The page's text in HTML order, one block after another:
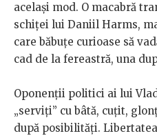
același mod. O macabră
schiței lui Daniil Harms,
care băbuțe curioase să
cad de la fereastră, una
Oponenții politici ai lui
„serviți” cu bâtă, cuțit,
după posibilități.